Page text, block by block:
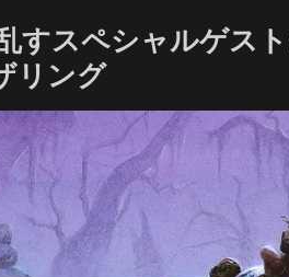
すスペシャルゲス
リング